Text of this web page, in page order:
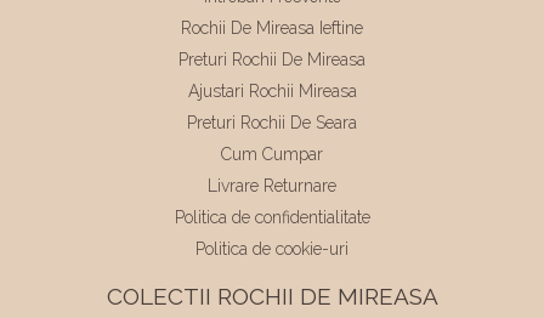
Rochii De Mireasa Ieftine
Preturi Rochii De Mireasa
Ajustari Rochii Mireasa
Preturi Rochii De Seara
Cum Cumpar
Livrare Returnare
Politica de confidentialitate
Politica de cookie-uri
COLECTII ROCHII DE MIREASA